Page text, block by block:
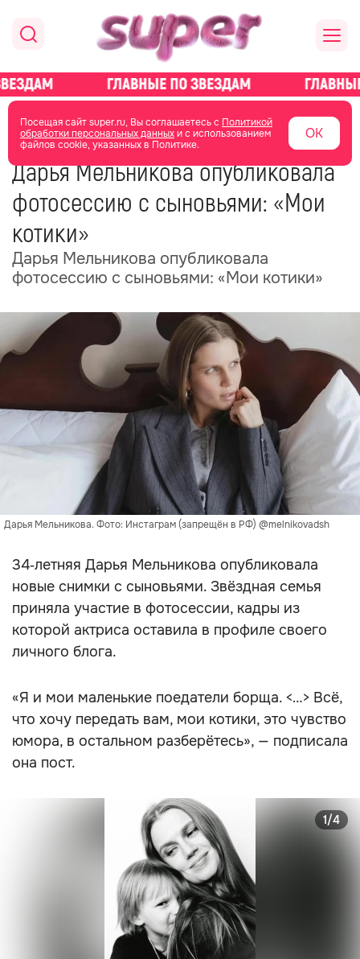
Посещая сайт super.ru, Вы соглашаетесь с Политикой
обработки персональных данныхи с использованием
файлов cookie, указанных в Политике.
ОК
главная новости о звездах новости
20 мая 15:37
Дарья Мельникова опубликовала
фотосессию с сыновьями: «Мои
котики»
Дарья Мельникова опубликовала
фотосессию с сыновьями: «Мои котики»
Дарья Мельникова. Фото: Инстаграм (запрещён в РФ) @melnikovadsh
34‑летняя Дарья Мельникова опубликовала
новые снимки с сыновьями. Звёздная семья
приняла участие в фотосессии, кадры из
которой актриса оставила в профиле своего
личного блога.
«Я и мои маленькие поедатели борща. <…> Всё,
что хочу передать вам, мои котики, это чувство
юмора, в остальном разберётесь», — подписала
она пост.
1/4